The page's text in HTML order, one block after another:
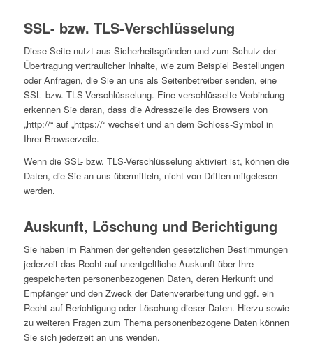
SSL- bzw. TLS-Verschlüsselung
Diese Seite nutzt aus Sicherheitsgründen und zum Schutz der
Übertragung vertraulicher Inhalte, wie zum Beispiel Bestellungen
oder Anfragen, die Sie an uns als Seitenbetreiber senden, eine
SSL- bzw. TLS-Verschlüsselung. Eine verschlüsselte Verbindung
erkennen Sie daran, dass die Adresszeile des Browsers von
„http://“ auf „https://“ wechselt und an dem Schloss-Symbol in
Ihrer Browserzeile.
Wenn die SSL- bzw. TLS-Verschlüsselung aktiviert ist, können die
Daten, die Sie an uns übermitteln, nicht von Dritten mitgelesen
werden.
Auskunft, Löschung und Berichtigung
Sie haben im Rahmen der geltenden gesetzlichen Bestimmungen
jederzeit das Recht auf unentgeltliche Auskunft über Ihre
gespeicherten personenbezogenen Daten, deren Herkunft und
Empfänger und den Zweck der Datenverarbeitung und ggf. ein
Recht auf Berichtigung oder Löschung dieser Daten. Hierzu sowie
zu weiteren Fragen zum Thema personenbezogene Daten können
Sie sich jederzeit an uns wenden.